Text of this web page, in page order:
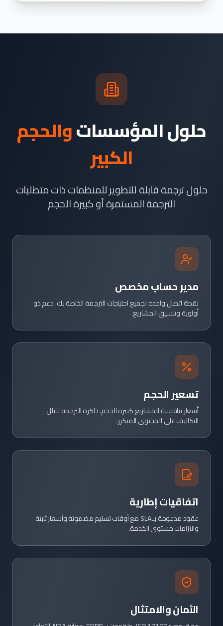
حلول المؤسساتوالحجم
الكبير
حلول ترجمة قابلة للتطوير للمنظمات ذات متطلبات
الترجمة المستمرة أو كبيرة الحجم
مدير حساب مخصص
نقطة اتصال واحدة لجميع احتياجات الترجمة الخاصة بك. دعم ذو
أولوية وتنسيق المشاريع.
تسعير الحجم
أسعار تنافسية للمشاريع كبيرة الحجم. ذاكرة الترجمة تقلل
التكاليف على المحتوى المتكرر.
اتفاقيات إطارية
عقود مدعومة بـ SLA مع أوقات تسليم مضمونة وأسعار ثابتة
والتزامات مستوى الخدمة.
الأمان والامتثال